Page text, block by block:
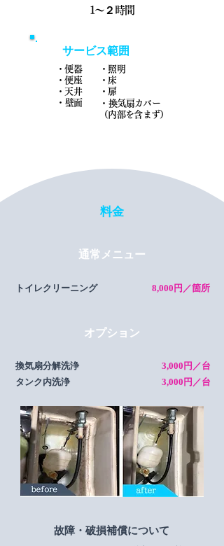
1〜２時間
サービス範囲
・便器
・便座
・天井
​・壁面
・照明
・床
・扉
​・換気扇カバー
（内部を含まず）
​料金
通常メニュー
トイレクリーニング 8,000円／箇所
​オプション
換気扇分解洗浄
3,000円／台
タンク内洗浄
3,000円／台
故障・破損補償について